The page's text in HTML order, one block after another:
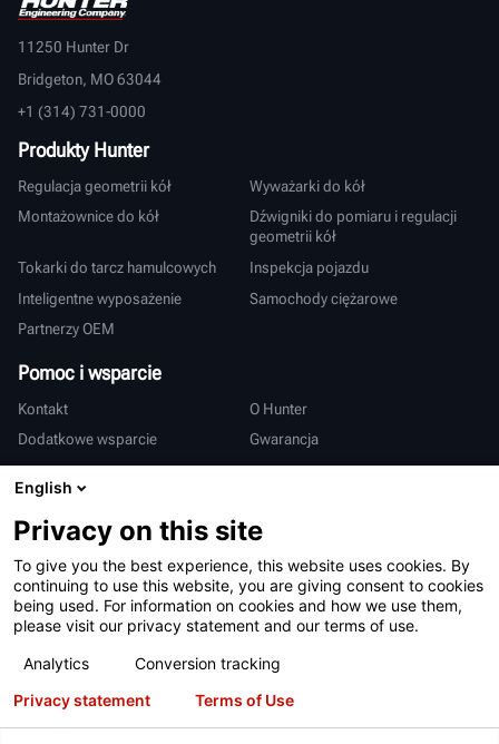
11250 Hunter Dr
Bridgeton, MO 63044
+1 (314) 731-0000
Produkty Hunter
Regulacja geometrii kół
Wyważarki do kół
Montażownice do kół
Dźwigniki do pomiaru i regulacji
geometrii kół
Tokarki do tarcz hamulcowych
Inspekcja pojazdu
Inteligentne wyposażenie
Samochody ciężarowe
Partnerzy OEM
Pomoc i wsparcie
Kontakt
O Hunter
Dodatkowe wsparcie
Gwarancja
Międzynarodowy
Sprzedaż i serwis
Warunki użytkowania Polityka prywatności
English
Privacy on this site
To give you the best experience, this website uses cookies. By
continuing to use this website, you are giving consent to cookies
being used. For information on cookies and how we use them,
please visit our privacy statement and our terms of use.
Analytics
Conversion tracking
Privacy statement
Terms of Use